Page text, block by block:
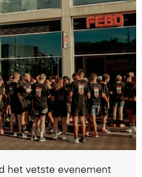
het vetste evenement